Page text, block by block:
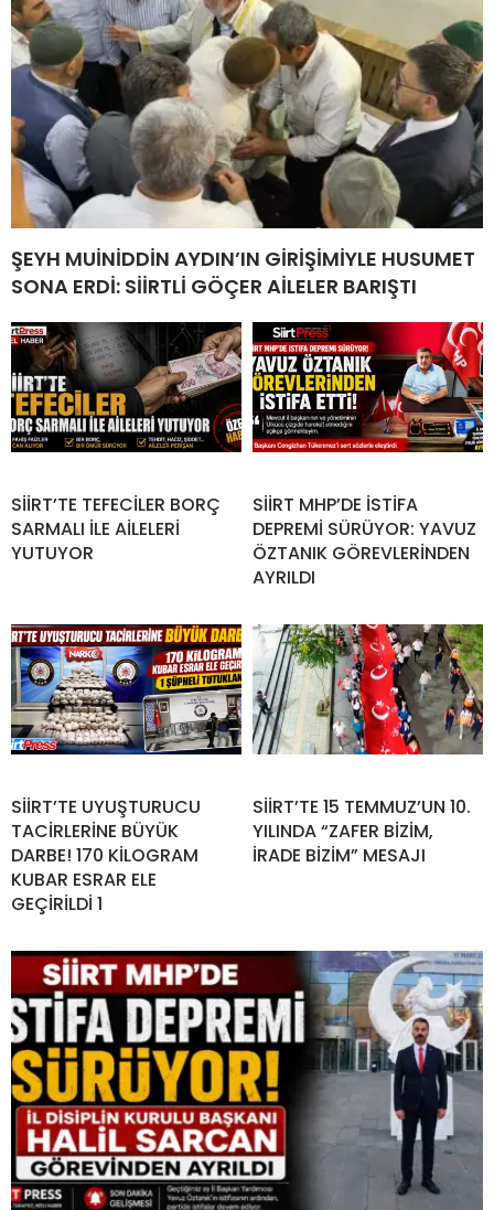
ŞEYH MUİNİDDİN AYDIN’IN GİRİŞİMİYLE HUSUMET
SONA ERDİ: SİİRTLİ GÖÇER AİLELER BARIŞTI
SİİRT’TE TEFECİLER BORÇ
SARMALI İLE AİLELERİ
YUTUYOR
SİİRT MHP’DE İSTİFA
DEPREMİ SÜRÜYOR: YAVUZ
ÖZTANIK GÖREVLERİNDEN
AYRILDI
SİİRT’TE UYUŞTURUCU
TACİRLERİNE BÜYÜK
DARBE! 170 KİLOGRAM
KUBAR ESRAR ELE
GEÇİRİLDİ 1
SİİRT’TE 15 TEMMUZ’UN 10.
YILINDA “ZAFER BİZİM,
İRADE BİZİM” MESAJI